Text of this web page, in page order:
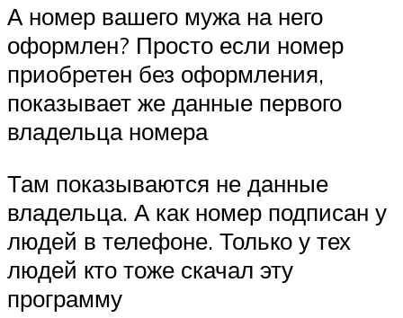
А номер вашего мужа на него
оформлен? Просто если номер
приобретен без оформления,
показывает же данные первого
владельца номера
Там показываются не данные
владельца. А как номер подписан у
людей в телефоне. Только у тех
людей кто тоже скачал эту
программу